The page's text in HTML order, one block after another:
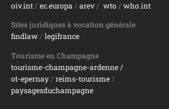
oiv.int/ ec.europa/ arev/ wto/ who.int
Sites juridiques à vocation générale
findlaw/ legifrance
Tourisme en Champagne
tourisme-champagne-ardenne /
ot-epernay/ reims-tourisme/
paysagesduchampagne